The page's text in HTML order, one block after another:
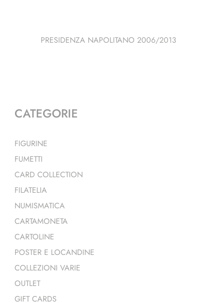
PRESIDENZA NAPOLITANO 2006/2013
CATEGORIE
FIGURINE
FUMETTI
CARD COLLECTION
FILATELIA
NUMISMATICA
CARTAMONETA
CARTOLINE
POSTER E LOCANDINE
COLLEZIONI VARIE
OUTLET
GIFT CARDS